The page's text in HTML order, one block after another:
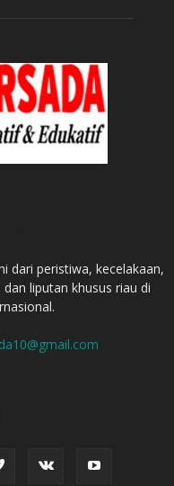
dari peristiwa, kecelakaan,
liputan khusus riau di